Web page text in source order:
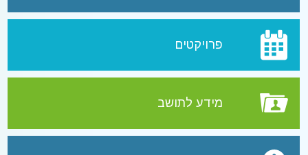
פרויקטים
מידע לתושב